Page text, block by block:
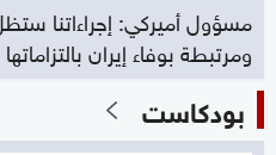
مسؤول أميركي: إجراءاتنا
ومرتبطة بوفاء إيران بالتزاماتها
بودكاست